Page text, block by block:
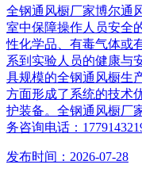
全钢通风橱厂家博尔通
室中保障操作人员安全
性化学品、有毒气体或
系到实验人员的健康与
具规模的全钢通风橱生
方面形成了系统的技术
护装备。全钢通风橱厂
务咨询电话：
发布时间：2026-07-28